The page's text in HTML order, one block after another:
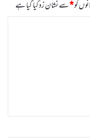
کو*سے نشان زد کیا گیا ہے